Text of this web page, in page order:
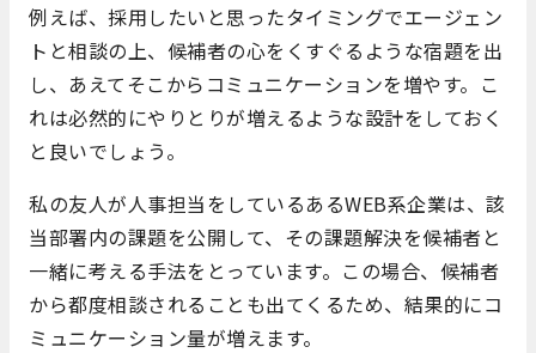
例えば、採用したいと思ったタイミングでエージェン
トと相談の上、候補者の心をくすぐるような宿題を出
し、あえてそこからコミュニケーションを増やす。こ
れは必然的にやりとりが増えるような設計をしておく
と良いでしょう。
私の友人が人事担当をしているあるWEB系企業は、該
当部署内の課題を公開して、その課題解決を候補者と
一緒に考える手法をとっています。この場合、候補者
から都度相談されることも出てくるため、結果的にコ
ミュニケーション量が増えます。